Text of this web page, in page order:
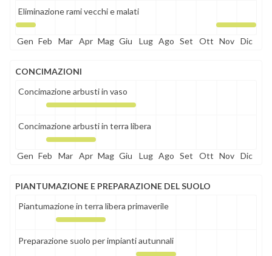
Eliminazione rami vecchi e malati
Gen Feb Mar Apr Mag Giu Lug Ago Set Ott Nov Dic
CONCIMAZIONI
Concimazione arbusti in vaso
Concimazione arbusti in terra libera
Gen Feb Mar Apr Mag Giu Lug Ago Set Ott Nov Dic
PIANTUMAZIONE E PREPARAZIONE DEL SUOLO
Piantumazione in terra libera primaverile
Preparazione suolo per impianti autunnali